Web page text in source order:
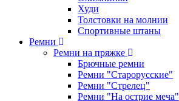
Худи
Толстовки на молнии
Спортивные штаны
Ремни
Ремни на пряжке
Брючные ремни
Ремни "Старорусские"
Ремни "Стрелец"
Ремни "На острие меча"